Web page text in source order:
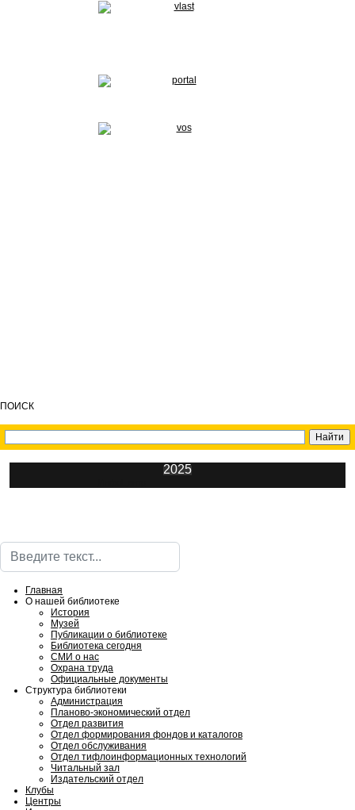
ПОИСК
2025
Поиск
Главная
О нашей библиотеке
История
Музей
Публикации о библиотеке
Библиотека сегодня
СМИ о нас
Охрана труда
Официальные документы
Структура библиотеки
Администрация
Планово-экономический отдел
Отдел развития
Отдел формирования фондов и каталогов
Отдел обслуживания
Отдел тифлоинформационных технологий
Читальный зал
Издательский отдел
Клубы
Центры